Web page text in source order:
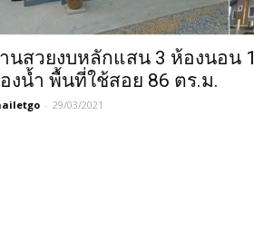
นสวยงบหลักแสน 3 ห้องนอน 1
งน้ำ พื้นที่ใช้สอย 86 ตร.ม.
- 29/03/2021